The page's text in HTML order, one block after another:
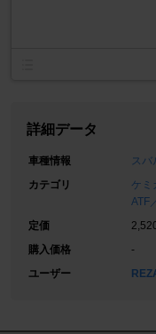
詳細データ
車種情報
スバ
カテゴリ
ケミ
ATF
定価
購入価格
-
ユーザー